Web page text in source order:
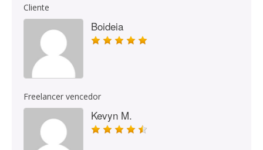
Cliente
Boideia
Freelancer vencedor
Kevyn M.